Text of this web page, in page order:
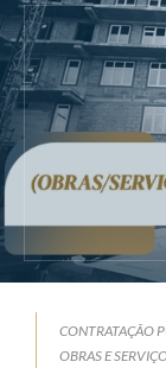
CONTRATAÇÃO
OBRAS E